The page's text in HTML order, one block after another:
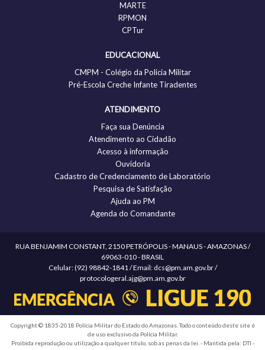
MARTE
RPMON
CPTur
EDUCACIONAL
CMPM - Colégio da Policia Militar
Pré-Escola Creche Infante Tiradentes
ATENDIMENTO
Faça sua Denúncia
Atendimento ao Cidadão
Acesso à informação
Ouvidoria
Cadastro de Credenciamento de Laboratório
Pesquisa de Satisfação
Ajuda ao PM
Agenda do Comandante
RUA BENJAMIM CONSTANT, 2150 PETRÓPOLIS - MANAUS - AMAZONAS /
69063-010 - BRASIL
Celular: (92) 98842-1841 / Email: dcs@pm.am.gov.br /
protocologeral.ajg@pm.am.gov.br
Copyright © 1835-2018 Polícia Militar do Estado do Amazonas. Todo o conteúdo deste site é
de uso exclusivo da Polícia Militar.
Proibida reprodução ou utilização a qualquer título, sob as penas da lei. - Mantida pela: DTI -